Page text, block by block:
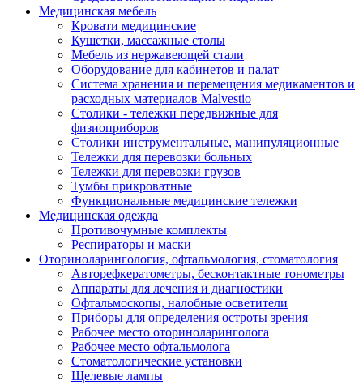
Медицинская мебель
Кровати медицинские
Кушетки, массажные столы
Мебель из нержавеющей стали
Оборудование для кабинетов и палат
Система хранения и перемещения медикаментов и
расходных материалов Malvestio
Столики - тележки передвижные для
физиоприборов
Столики инструментальные, манипуляционные
Тележки для перевозки больных
Тележки для перевозки грузов
Тумбы прикроватные
Функциональные медицинские тележки
Медицинская одежда
Противочумные комплекты
Респираторы и маски
Оториноларингология, офтальмология, стоматология
Авторефкератометры, бесконтактные тонометры
Аппараты для лечения и диагностики
Офтальмоскопы, налобные осветители
Приборы для определения остроты зрения
Рабочее место оториноларинголога
Рабочее место офтальмолога
Стоматологические установки
Щелевые лампы